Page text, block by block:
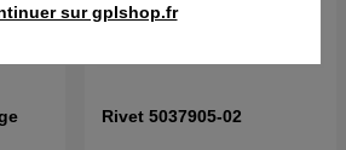
sur gplshop.fr
Rivet 5037905-02